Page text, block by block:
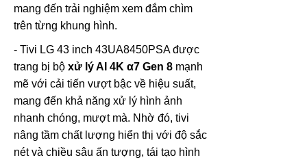
mang đến trải nghiệm xem đắm chìm
trên từng khung hình.
- Tivi LG 43 inch 43UA8450PSA được
trang bị bộ xử lý AI 4K α7 Gen 8 mạnh
mẽ với cải tiến vượt bậc về hiệu suất,
mang đến khả năng xử lý hình ảnh
nhanh chóng, mượt mà. Nhờ đó, tivi
nâng tầm chất lượng hiển thị với độ sắc
nét và chiều sâu ấn tượng, tái tạo hình